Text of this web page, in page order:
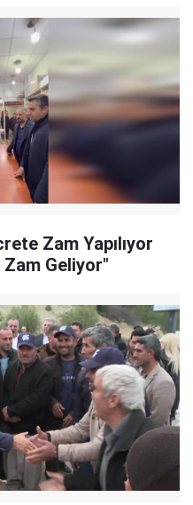
Zam Yapılıyor
Geliyor"